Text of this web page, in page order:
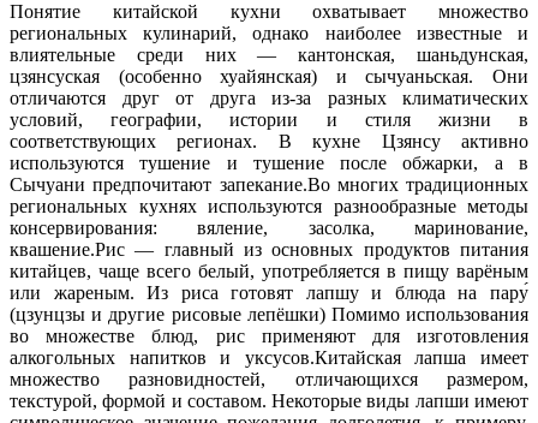
Понятие китайской кухни охватывает множество
региональных кулинарий, однако наиболее известные и
влиятельные среди них — кантонская, шаньдунская,
цзянсуская (особенно хуайянская) и сычуаньская. Они
отличаются друг от друга из-за разных климатических
условий, географии, истории и стиля жизни в
соответствующих регионах. В кухне Цзянсу активно
используются тушение и тушение после обжарки, а в
Сычуани предпочитают запекание.Во многих традиционных
региональных кухнях используются разнообразные методы
консервирования: вяление, засолка, маринование,
квашение.Рис — главный из основных продуктов питания
китайцев, чаще всего белый, употребляется в пищу варёным
или жареным. Из риса готовят лапшу и блюда на пару́
(цзунцзы и другие рисовые лепёшки) Помимо использования
во множестве блюд, рис применяют для изготовления
алкогольных напитков и уксусов.Китайская лапша имеет
множество разновидностей, отличающихся размером,
текстурой, формой и составом. Некоторые виды лапши имеют